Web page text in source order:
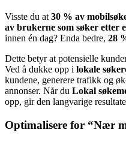
Visste du at 30 % av
av brukerne som søker etter
innen én dag? Enda bedre, 28
Dette betyr at potensielle
Ved å dukke opp i lokale
kundene, generere trafikk og
annonser. Når du Lokal
opp, gir den langvarige
Optimalisere for “Nær